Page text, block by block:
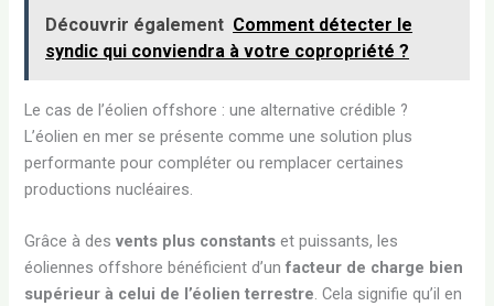
Découvrir également Comment détecter le
syndic qui conviendra à votre copropriété ?
Le cas de l’éolien offshore : une alternative crédible ?
L’éolien en mer se présente comme une solution plus
performante pour compléter ou remplacer certaines
productions nucléaires.
Grâce à desvents plus constantset puissants, les
éoliennes offshore bénéficient d’unfacteur de charge bien
supérieur à celui de l’éolien terrestre. Cela signifie qu’il en